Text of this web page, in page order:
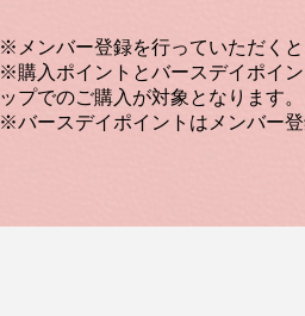
※メンバー登録を行っていただく
※購入ポイントとバースデイポイ
ップでのご購入が対象となります。
※バースデイポイントはメンバー